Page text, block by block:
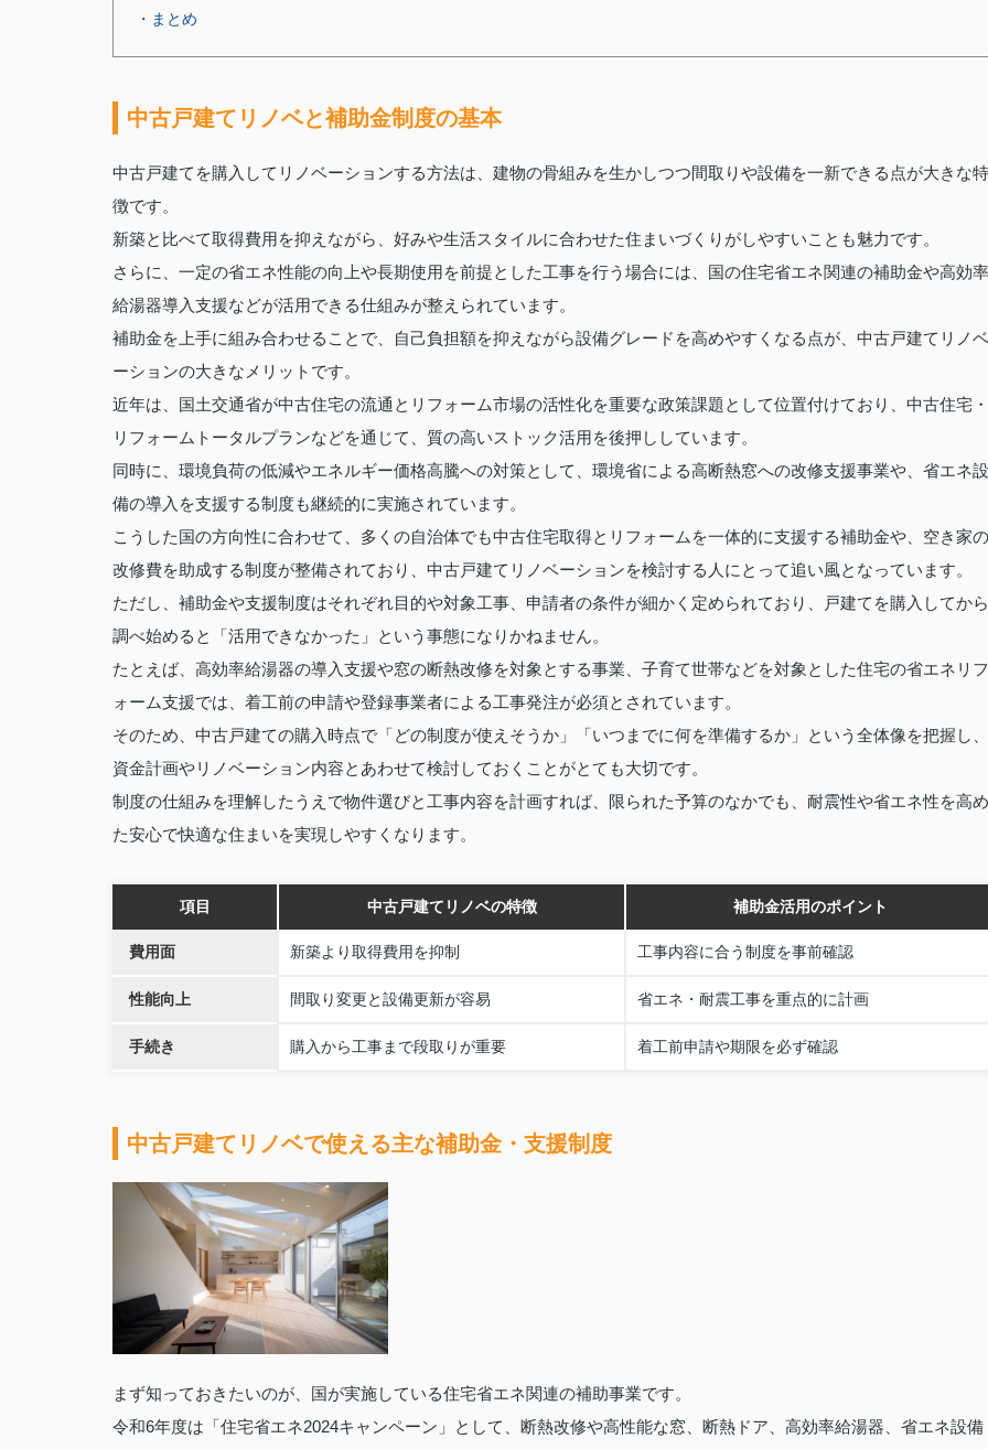
・まとめ
中古戸建てリノベと補助金制度の基本
中古戸建てを購入してリノベーションする方法は、建物の骨組みを生かしつつ間取りや設備を一新できる点が大きな特
徴です。
新築と比べて取得費用を抑えながら、好みや生活スタイルに合わせた住まいづくりがしやすいことも魅力です。
さらに、一定の省エネ性能の向上や長期使用を前提とした工事を行う場合には、国の住宅省エネ関連の補助金や高効率
給湯器導入支援などが活用できる仕組みが整えられています。
補助金を上手に組み合わせることで、自己負担額を抑えながら設備グレードを高めやすくなる点が、中古戸建てリノベ
ーションの大きなメリットです。
近年は、国土交通省が中古住宅の流通とリフォーム市場の活性化を重要な政策課題として位置付けており、中古住宅・
リフォームトータルプランなどを通じて、質の高いストック活用を後押ししています。
同時に、環境負荷の低減やエネルギー価格高騰への対策として、環境省による高断熱窓への改修支援事業や、省エネ設
備の導入を支援する制度も継続的に実施されています。
こうした国の方向性に合わせて、多くの自治体でも中古住宅取得とリフォームを一体的に支援する補助金や、空き家の
改修費を助成する制度が整備されており、中古戸建てリノベーションを検討する人にとって追い風となっています。
ただし、補助金や支援制度はそれぞれ目的や対象工事、申請者の条件が細かく定められており、戸建てを購入してから
調べ始めると「活用できなかった」という事態になりかねません。
たとえば、高効率給湯器の導入支援や窓の断熱改修を対象とする事業、子育て世帯などを対象とした住宅の省エネリフ
ォーム支援では、着工前の申請や登録事業者による工事発注が必須とされています。
そのため、中古戸建ての購入時点で「どの制度が使えそうか」「いつまでに何を準備するか」という全体像を把握し、
資金計画やリノベーション内容とあわせて検討しておくことがとても大切です。
制度の仕組みを理解したうえで物件選びと工事内容を計画すれば、限られた予算のなかでも、耐震性や省エネ性を高め
た安心で快適な住まいを実現しやすくなります。
項目 中古戸建てリノベの特徴 補助金活用のポイント
費用面 新築より取得費用を抑制 工事内容に合う制度を事前確認
性能向上 間取り変更と設備更新が容易 省エネ・耐震工事を重点的に計画
手続き 購入から工事まで段取りが重要 着工前申請や期限を必ず確認
中古戸建てリノベで使える主な補助金・支援制度
まず知っておきたいのが、国が実施している住宅省エネ関連の補助事業です。
令和6年度は「住宅省エネ2024キャンペーン」として、断熱改修や高性能な窓、断熱ドア、高効率給湯器、省エネ設備